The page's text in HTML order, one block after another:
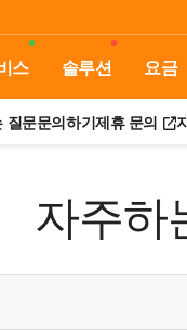
스 솔루션 요금
질문문의하기제휴 문의
자주하